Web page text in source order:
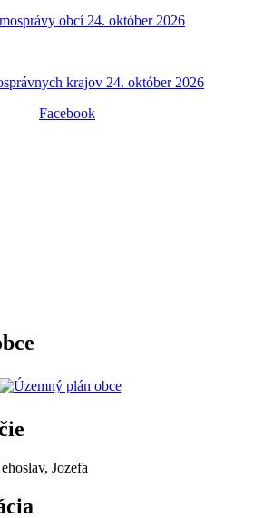
obcí 24. október 2026
krajov 24. október 2026
Jozefa